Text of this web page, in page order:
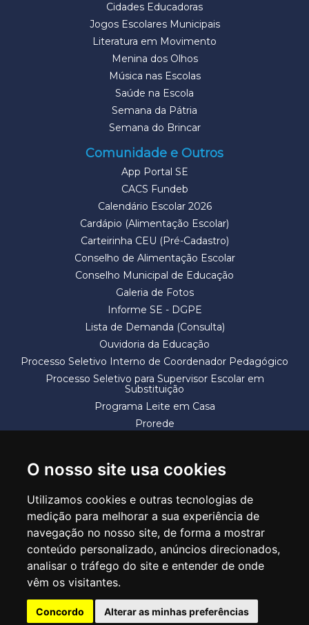
O nosso site usa cookies
Utilizamos cookies e outras tecnologias de
medição para melhorar a sua experiência de
navegação no nosso site, de forma a mostrar
conteúdo personalizado, anúncios direcionados,
analisar o tráfego do site e entender de onde
vêm os visitantes.
Concordo Alterar as minhas preferências
Cidades Educadoras
Jogos Escolares Municipais
Literatura em Movimento
Menina dos Olhos
Música nas Escolas
Saúde na Escola
Semana da Pátria
Semana do Brincar
Comunidade e Outros
App Portal SE
CACS Fundeb
Calendário Escolar 2026
Cardápio (Alimentação Escolar)
Carteirinha CEU (Pré-Cadastro)
Conselho de Alimentação Escolar
Conselho Municipal de Educação
Galeria de Fotos
Informe SE - DGPE
Lista de Demanda (Consulta)
Ouvidoria da Educação
Processo Seletivo Interno de Coordenador Pedagógico
Processo Seletivo para Supervisor Escolar em
Substituição
Programa Leite em Casa
Prorede
SECRETARIA DE EDUCAÇÃO
Rua Claudino Barbosa, 313 - Macedo - Guarulhos/SP CEP 07113-040
Central de Atendimento: *55 11 2475-7300